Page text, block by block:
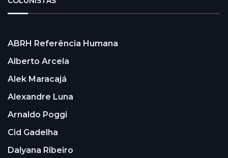
ABRH Referência Humana
Alberto Arcela
Alek Maracajá
Alexandre Luna
Arnaldo Poggi
Cid Gadelha
Dalyana Ribeiro